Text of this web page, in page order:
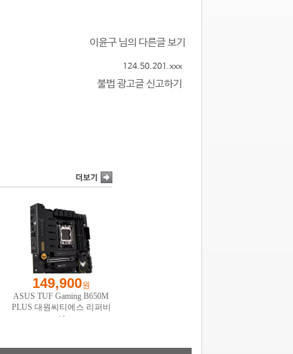
이윤구 님의 다른글 보기
124.50.201.xxx
불법 광고글 신고하기